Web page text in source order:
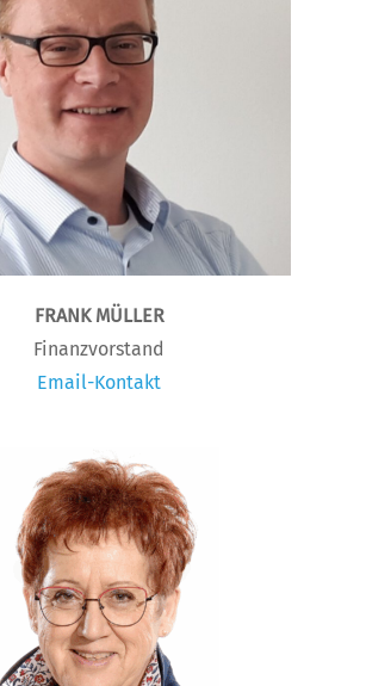
FRANK MÜLLER
Finanzvorstand
Email-Kontakt